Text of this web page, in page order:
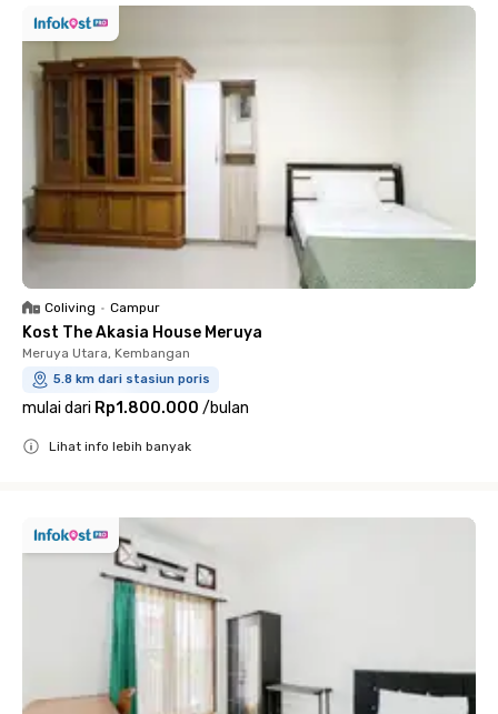
Coliving • Campur
Kost The Akasia House Meruya
Meruya Utara, Kembangan
5.8 km dari stasiun poris
mulai dari Rp1.800.000 /bulan
Lihat info lebih banyak